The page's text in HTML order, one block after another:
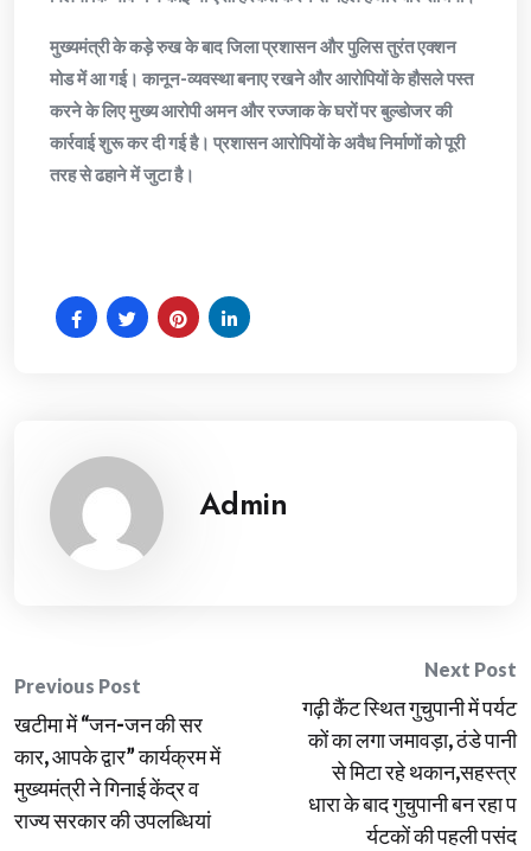
​मुख्यमंत्री के कड़े रुख के बाद जिला प्रशासन और पुलिस तुरंत एक्शन
मोड में आ गई। कानून-व्यवस्था बनाए रखने और आरोपियों के हौसले पस्त
करने के लिए मुख्य आरोपी अमन और रज्जाक के घरों पर बुल्डोजर की
कार्रवाई शुरू कर दी गई है। प्रशासन आरोपियों के अवैध निर्माणों को पूरी
तरह से ढहाने में जुटा है।
Admin
Post
navigation
Previous Post
खटीमा में “जन-जन की सर
कार, आपके द्वार” कार्यक्रम में
मुख्यमंत्री ने गिनाई केंद्र व
राज्य सरकार की उपलब्धियां
Next Post
गढ़ी कैंट स्थित गुचुपानी में पर्यट
कों का लगा जमावड़ा, ठंडे पानी
से मिटा रहे थकान,सहस्त्र
धारा के बाद गुचुपानी बन रहा प
र्यटकों की पहली पसंद